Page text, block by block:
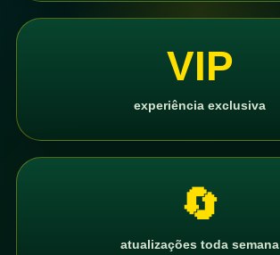
VIP
experiência exclusiva
🔄
atualizações toda semana